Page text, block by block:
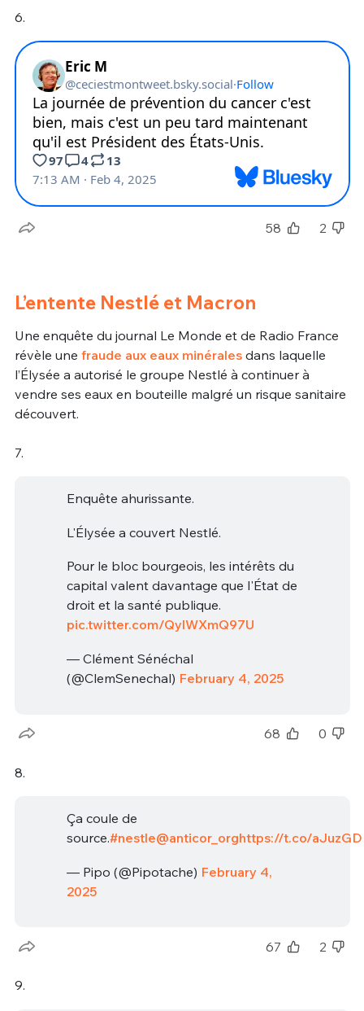
6.
58 2
L’entente Nestlé et Macron
Une enquête du journal Le Monde et de Radio France
révèle une fraude aux eaux minéralesdans laquelle
l’Élysée a autorisé le groupe Nestlé à continuer à
vendre ses eaux en bouteille malgré un risque sanitaire
découvert.
7.
Enquête ahurissante.
L'Élysée a couvert Nestlé.
Pour le bloc bourgeois, les intérêts du
capital valent davantage que l'État de
droit et la santé publique.
pic.twitter.com/QylWXmQ97U
— Clément Sénéchal
(@ClemSenechal) February 4, 2025
68 0
8.
Ça coule de
source.#nestle@anticor_orghttps://t.co/
— Pipo (@Pipotache) February 4,
2025
67 2
9.